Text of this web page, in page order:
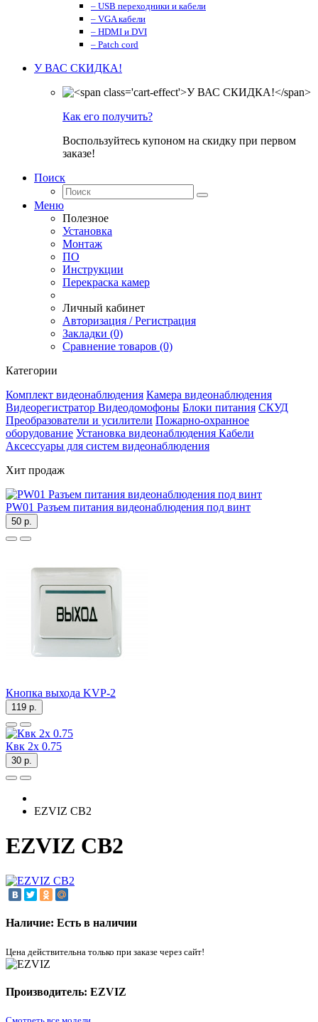
– USB переходники и кабели
– VGA кабели
– HDMI и DVI
– Patch cord
У ВАС СКИДКА!
Как его получить?
Воспользуйтесь купоном на скидку при первом
заказе!
Поиск
Меню
Полезное
Установка
Монтаж
ПО
Инструкции
Перекраска камер
Личный кабинет
Авторизация / Регистрация
Закладки (0)
Сравнение товаров (0)
Категории
Комплект видеонаблюдения Камера видеонаблюдения
Видеорегистратор Видеодомофоны Блоки питания СКУД
Преобразователи и усилители Пожарно-охранное
оборудование Установка видеонаблюдения Кабели
Аксессуары для систем видеонаблюдения
Хит продаж
PW01 Разъем питания видеонаблюдения под винт
50 р.
Кнопка выхода KVP-2
119 р.
Квк 2х 0.75
30 р.
EZVIZ CB2
EZVIZ CB2
Наличие: Есть в наличии
Цена действительна только при заказе через сайт!
Производитель: EZVIZ